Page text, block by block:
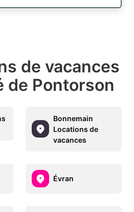
de vacances
de Pontorson
Bonnemain
Locations de
vacances
Évran